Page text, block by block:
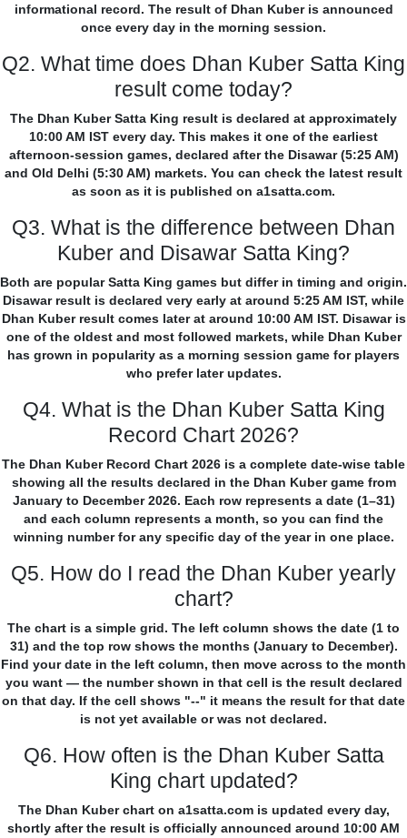
informational record. The result of Dhan Kuber is announced
once every day in the morning session.
Q2. What time does Dhan Kuber Satta King
result come today?
The Dhan Kuber Satta King result is declared at approximately
10:00 AM IST every day. This makes it one of the earliest
afternoon-session games, declared after the Disawar (5:25 AM)
and Old Delhi (5:30 AM) markets. You can check the latest result
as soon as it is published on a1satta.com.
Q3. What is the difference between Dhan
Kuber and Disawar Satta King?
Both are popular Satta King games but differ in timing and origin.
Disawar result is declared very early at around 5:25 AM IST, while
Dhan Kuber result comes later at around 10:00 AM IST. Disawar is
one of the oldest and most followed markets, while Dhan Kuber
has grown in popularity as a morning session game for players
who prefer later updates.
Q4. What is the Dhan Kuber Satta King
Record Chart 2026?
The Dhan Kuber Record Chart 2026 is a complete date-wise table
showing all the results declared in the Dhan Kuber game from
January to December 2026. Each row represents a date (1–31)
and each column represents a month, so you can find the
winning number for any specific day of the year in one place.
Q5. How do I read the Dhan Kuber yearly
chart?
The chart is a simple grid. The left column shows the date (1 to
31) and the top row shows the months (January to December).
Find your date in the left column, then move across to the month
you want — the number shown in that cell is the result declared
on that day. If the cell shows "--" it means the result for that date
is not yet available or was not declared.
Q6. How often is the Dhan Kuber Satta
King chart updated?
The Dhan Kuber chart on a1satta.com is updated every day,
shortly after the result is officially announced around 10:00 AM